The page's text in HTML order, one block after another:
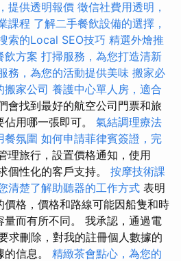
提供透明報價 徵信社費用透明，
課程 了解二手餐飲設備的選擇，
索的Local SEO技巧 精選外燴推
飲方案 打掃服務，為您打造清新
務，為您的活動提供美味 搬家必
搬家公司 養護中心單人房，適合
會找到最好的航空公司門票和旅
用哪一張即可。 氣結調理療法
餐氛圍 如何申請菲律賓簽證，完
理旅行，設置價格通知，使用
個性化的客戶支持。 按摩技術課
清楚了解助聽器的工作方式 表明
價格，價格和路線可能因船隻和時
量而有所不同。 我承認，通過電
求刪除，對我的註冊個人數據的
信息。 精緻茶會點心，為您的